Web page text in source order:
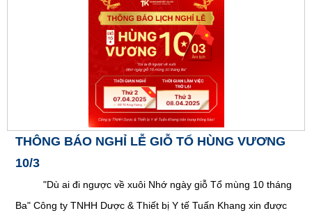
THÔNG BÁO NGHỈ LỄ GIỖ TỔ HÙNG VƯƠNG
10/3
"Dù ai đi ngược về xuôi Nhớ ngày giỗ Tổ mùng 10 tháng
Ba" Công ty TNHH Dược & Thiết bị Y tế Tuấn Khang xin được